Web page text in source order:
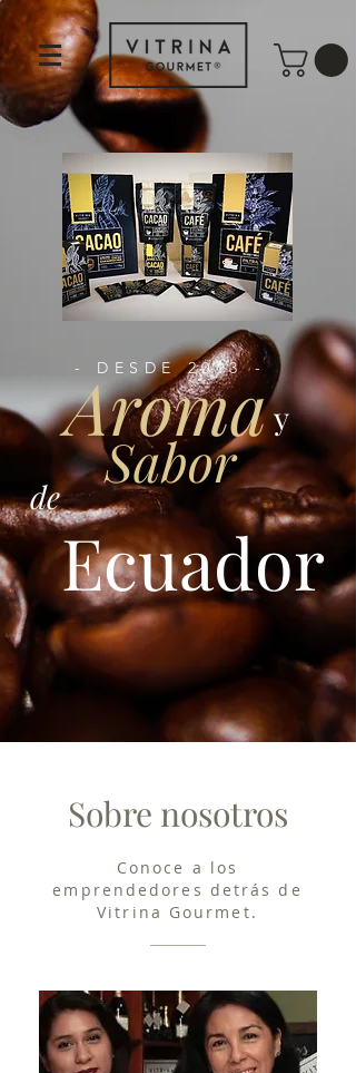
Aroma
Ecuador
de
- DESDE 2013 -
y
Sabor
Sobre nosotros
Conoce a los
emprendedores detrás de
Vitrina Gourmet.